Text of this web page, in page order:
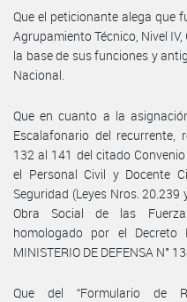
Que el peticionante alega que
Agrupamiento Técnico, Nivel
la base de sus funciones y
Nacional.
Que en cuanto a la
Escalafonario del recurrente,
132 al 141 del citado
el Personal Civil y Docente
Seguridad (Leyes Nros.
Obra Social de las
homologado por el
MINISTERIO DE DEFENSA N°
Que del “Formulario de